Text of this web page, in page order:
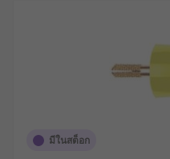
มีในสต็อก